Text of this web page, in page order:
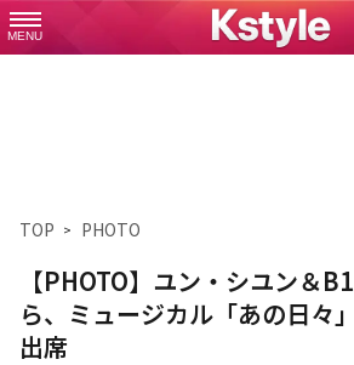
MENU
TOP PHOTO
【PHOTO】ユン・シユン＆
ら、ミュージカル「あの日々
出席